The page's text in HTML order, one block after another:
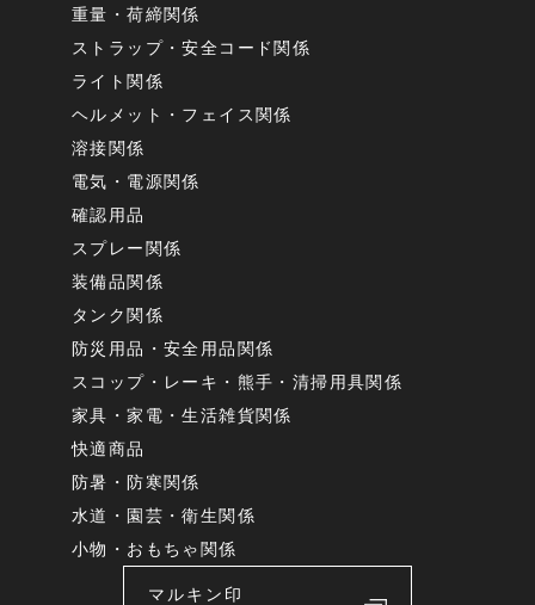
重量・荷締関係
ストラップ・安全コード関係
ライト関係
ヘルメット・フェイス関係
溶接関係
電気・電源関係
確認用品
スプレー関係
装備品関係
タンク関係
防災用品・安全用品関係
スコップ・レーキ・熊手・清掃用具関係
家具・家電・生活雑貨関係
快適商品
防暑・防寒関係
水道・園芸・衛生関係
小物・おもちゃ関係
マルキン印